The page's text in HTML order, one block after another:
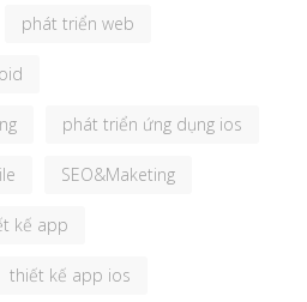
phát triển web
phát triển ứng dụng ios
SEO&Maketing
kế app
thiết kế app ios